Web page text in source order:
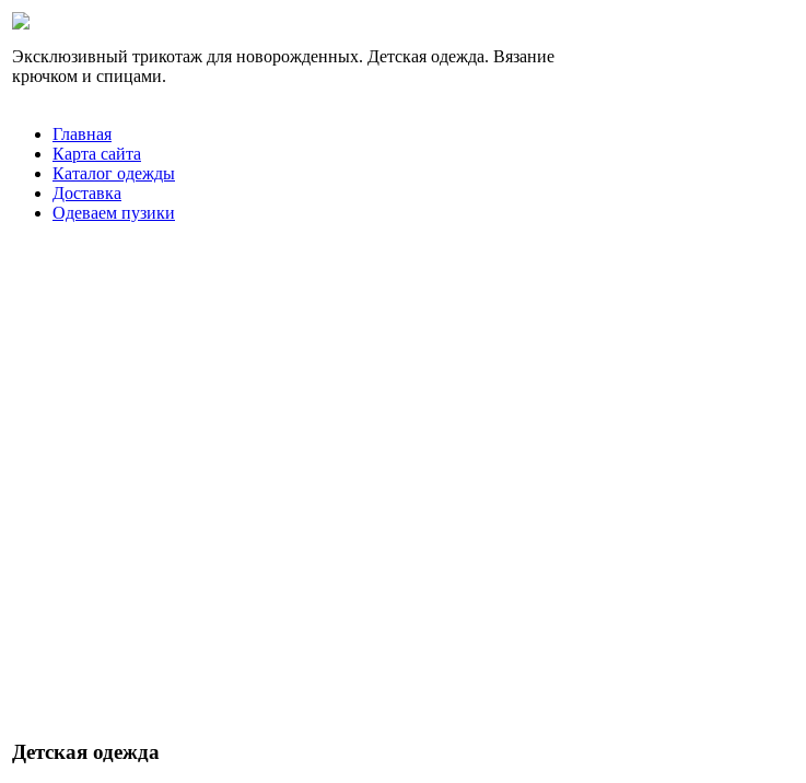
Эксклюзивный трикотаж для новорожденных. Детская одежда. Вязание
крючком и спицами.
Главная
Карта сайта
Каталог одежды
Доставка
Одеваем пузики
Детская одежда